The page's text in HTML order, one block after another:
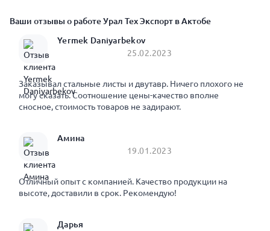
Ваши отзывы о работе Урал Тех Экспорт в Актобе
Yermek Daniyarbekov
25.02.2023
Заказывал стальные листы и двутавр. Ничего плохого не
могу сказать. Соотношение цены-качество вполне
сносное, стоимость товаров не задирают.
Амина
19.01.2023
Отличный опыт с компанией. Качество продукции на
высоте, доставили в срок. Рекомендую!
Дарья